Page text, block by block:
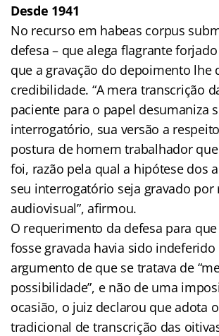
Desde 1941
No recurso em habeas corpus
defesa – que alega flagrante
que a gravação do depoimento lhe
credibilidade. “A mera transcrição
paciente para o papel desumaniza
interrogatório, sua versão a
postura de homem trabalhador
foi, razão pela qual a hipótese dos
seu interrogatório seja gravado por
audiovisual”, afirmou.
O requerimento da defesa para
fosse gravada havia sido indeferido
argumento de que se tratava de
possibilidade”, e não de uma
ocasião, o juiz declarou que adota
tradicional de transcrição das